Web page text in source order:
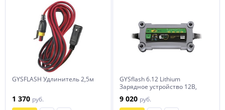
GYSFLASH Удлинитель 2,5м
1 370 руб.
GYSflash 6.12 Lithium
Зарядное устройство 12В,
9 020 руб.